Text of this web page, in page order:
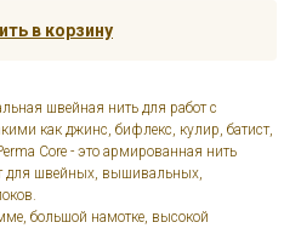
в корзину
швейная нить для работ с
как джинс, бифлекс, кулир, батист,
Core - это армированная нить
для швейных, вышивальных,
большой намотке, высокой